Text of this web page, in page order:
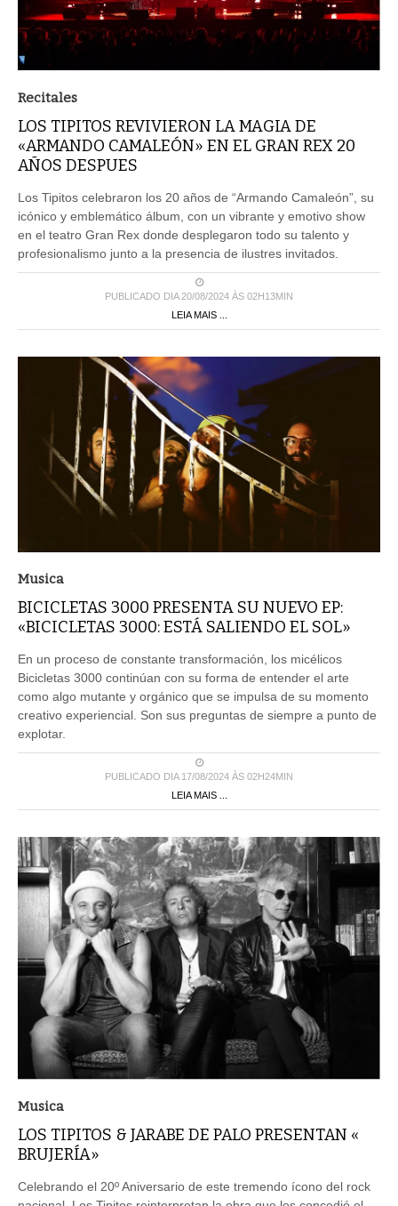
Recitales
LOS TIPITOS REVIVIERON LA MAGIA DE
«ARMANDO CAMALEÓN» EN EL GRAN REX 20
AÑOS DESPUES
Los Tipitos celebraron los 20 años de “Armando Camaleón”, su
icónico y emblemático álbum, con un vibrante y emotivo show
en el teatro Gran Rex donde desplegaron todo su talento y
profesionalismo junto a la presencia de ilustres invitados.
PUBLICADO DIA 20/08/2024 ÀS 02H13MIN
LEIA MAIS ...
Musica
BICICLETAS 3000 PRESENTA SU NUEVO EP:
«BICICLETAS 3000: ESTÁ SALIENDO EL SOL»
En un proceso de constante transformación, los micélicos
Bicicletas 3000 continúan con su forma de entender el arte
como algo mutante y orgánico que se impulsa de su momento
creativo experiencial. Son sus preguntas de siempre a punto de
explotar.
PUBLICADO DIA 17/08/2024 ÀS 02H24MIN
LEIA MAIS ...
Musica
LOS TIPITOS & JARABE DE PALO PRESENTAN «
BRUJERÍA»
Celebrando el 20º Aniversario de este tremendo ícono del rock